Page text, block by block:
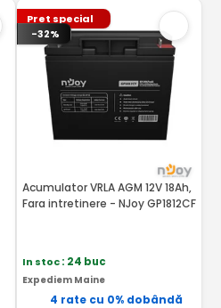
Pret special
-32%
Acumulator VRLA AGM 12V 18Ah,
Fara intretinere - NJoy GP1812CF
In stoc: 24 buc
Expediem Maine
4 rate cu 0% dobândă